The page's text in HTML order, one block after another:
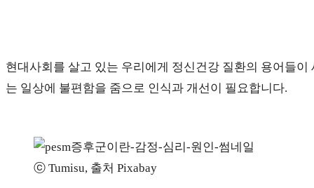
현대사회를 살고 있는 우리에게 정신건강 질환의 용어들
는 일상에 불편함을 줌으로 인식과 개선이 필요합니다.
ⓒ Tumisu, 출처 Pixabay